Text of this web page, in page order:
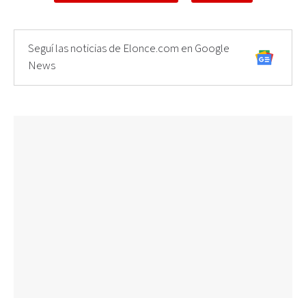
Seguí las noticias de Elonce.com en Google
News